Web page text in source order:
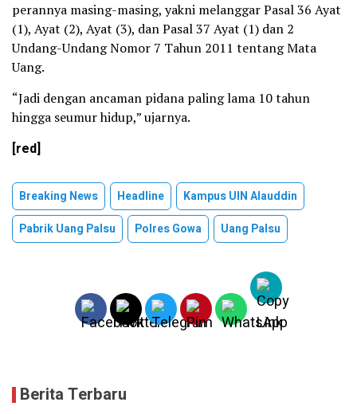
perannya masing-masing, yakni melanggar‎ Pasal 36 Ayat
(1), Ayat (2), Ayat (3), dan Pasal 37 Ayat (1) dan 2
Undang-Undang Nomor 7 Tahun 2011 tentang Mata
Uang.
“Jadi dengan ancaman pidana paling lama 10 tahun
hingga seumur hidup,” ujarnya.‎
[red]
Breaking News Headline
Kampus UIN Alauddin
Pabrik Uang Palsu
Polres Gowa Uang Palsu
Berita Terbaru